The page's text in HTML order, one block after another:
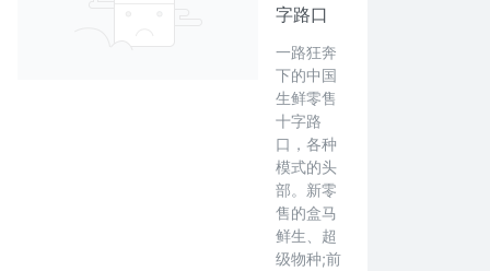
字路口
一路狂奔
下的中国
生鲜零售
十字路
口，各种
模式的头
部。新零
售的盒马
鲜生、超
级物种;前